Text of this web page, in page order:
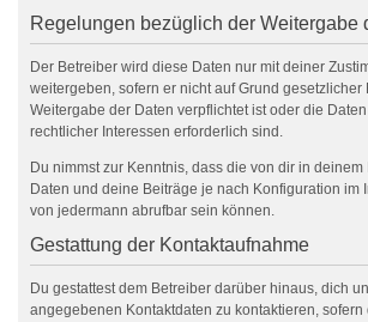
Regelungen bezüglich der Weitergabe
Der Betreiber wird diese Daten nur mit deiner
weitergeben, sofern er nicht auf Grund
Weitergabe der Daten verpflichtet ist oder die
rechtlicher Interessen erforderlich sind.
Du nimmst zur Kenntnis, dass die von dir in
Daten und deine Beiträge je nach Konfiguration im
von jedermann abrufbar sein können.
Gestattung der Kontaktaufnahme
Du gestattest dem Betreiber darüber hinaus, dich
angegebenen Kontaktdaten zu kontaktieren, sofern